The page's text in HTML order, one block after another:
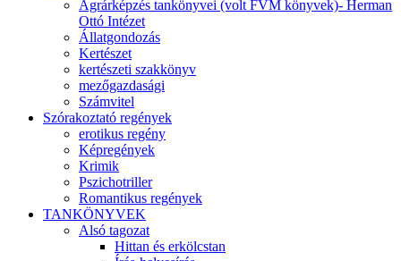
Agrárképzés tankönyvei (volt FVM könyvek)- Herman
Ottó Intézet
Állatgondozás
Kertészet
kertészeti szakkönyv
mezőgazdasági
Számvitel
Szórakoztató regények
erotikus regény
Képregények
Krimik
Pszichotriller
Romantikus regények
TANKÖNYVEK
Alsó tagozat
Hittan és erkölcstan